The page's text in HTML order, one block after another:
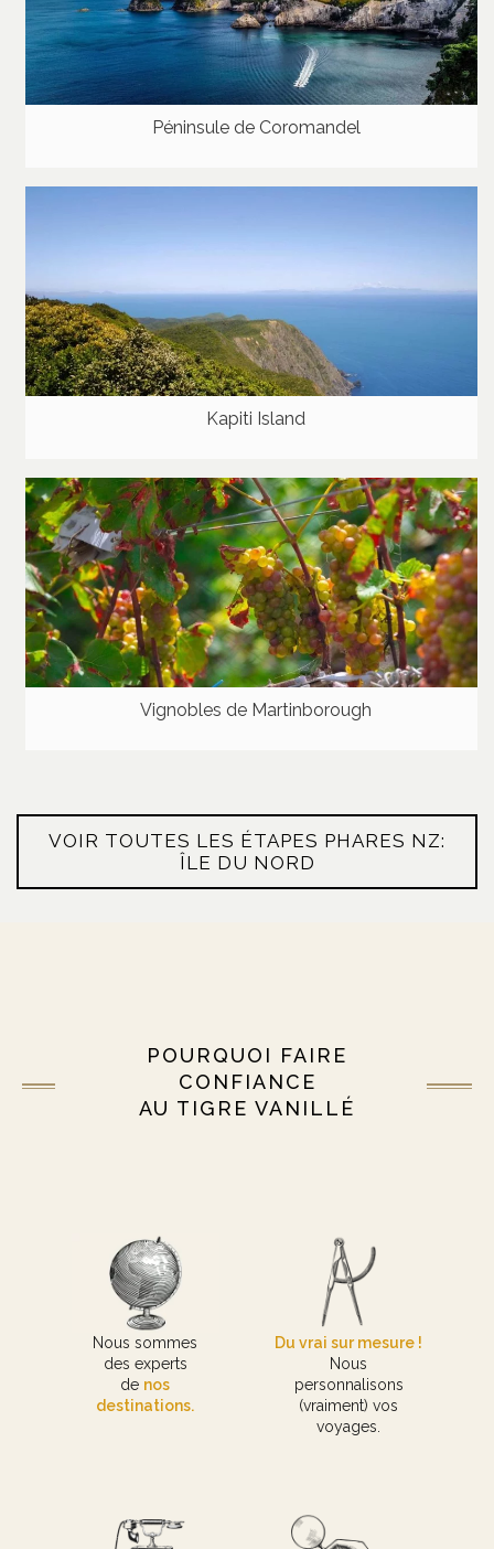
Péninsule de Coromandel
Kapiti Island
Vignobles de Martinborough
VOIR TOUTES LES ÉTAPES PHARES NZ:
ÎLE DU NORD
POURQUOI FAIRE
CONFIANCE
AU TIGRE VANILLÉ
Nous sommes
des experts
de nos
destinations.
Du vrai sur mesure !
Nous
personnalisons
(vraiment) vos
voyages.